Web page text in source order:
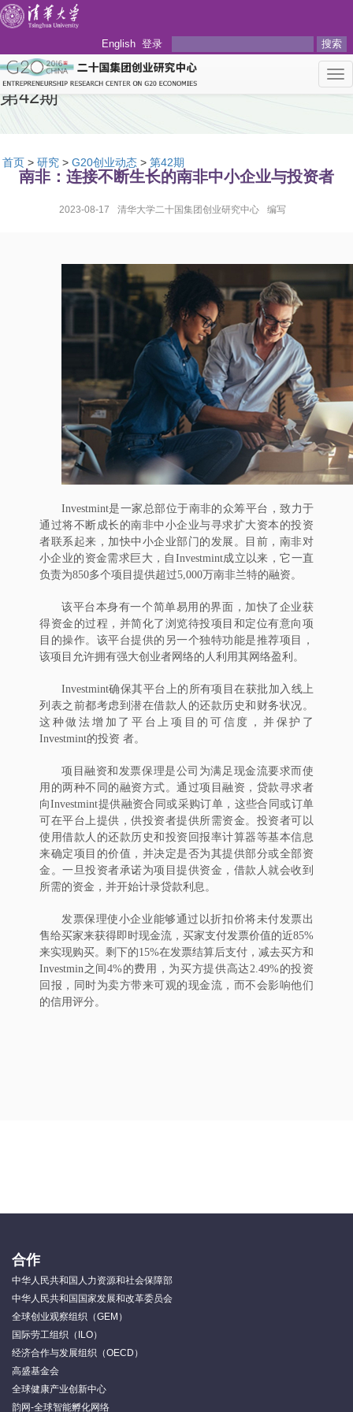
English 登录 搜索
第42期
首页 > 研究 > G20创业动态 > 第42期
南非：连接不断生长的南非中小企业与投资者
2023-08-17 清华大学二十国集团创业研究中心 编写
Investmint是一家总部位于南非的众筹平台，致力于
通过将不断成长的南非中小企业与寻求扩大资本的投资
者联系起来，加快中小企业部门的发展。目前，南非对
小企业的资金需求巨大，自Investmint成立以来，它一直
负责为850多个项目提供超过5,000万南非兰特的融资。
该平台本身有一个简单易用的界面，加快了企业获
得资金的过程，并简化了浏览待投项目和定位有意向项
目的操作。该平台提供的另一个独特功能是推荐项目，
该项目允许拥有强大创业者网络的人利用其网络盈利。
Investmint确保其平台上的所有项目在获批加入线上
列表之前都考虑到潜在借款人的还款历史和财务状况。
这种做法增加了平台上项目的可信度，并保护了
Investmint的投资 者。
项目融资和发票保理是公司为满足现金流要求而使
用的两种不同的融资方式。通过项目融资，贷款寻求者
向Investmint提供融资合同或采购订单，这些合同或订单
可在平台上提供，供投资者提供所需资金。投资者可以
使用借款人的还款历史和投资回报率计算器等基本信息
来确定项目的价值，并决定是否为其提供部分或全部资
金。一旦投资者承诺为项目提供资金，借款人就会收到
所需的资金，并开始计录贷款利息。
发票保理使小企业能够通过以折扣价将未付发票出
售给买家来获得即时现金流，买家支付发票价值的近85%
来实现购买。剩下的15%在发票结算后支付，减去买方和
Investmin之间4%的费用，为买方提供高达2.49%的投资
回报，同时为卖方带来可观的现金流，而不会影响他们
的信用评分。
合作
中华人民共和国人力资源和社会保障部
中华人民共和国国家发展和改革委员会
全球创业观察组织（GEM）
国际劳工组织（ILO）
经济合作与发展组织（OECD）
高盛基金会
全球健康产业创新中心
韵网-全球智能孵化网络